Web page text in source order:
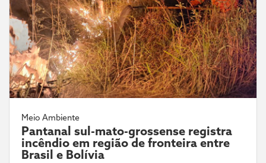
Meio Ambiente
Pantanal sul-mato-grossense registra
incêndio em região de fronteira entre
Brasil e Bolívia